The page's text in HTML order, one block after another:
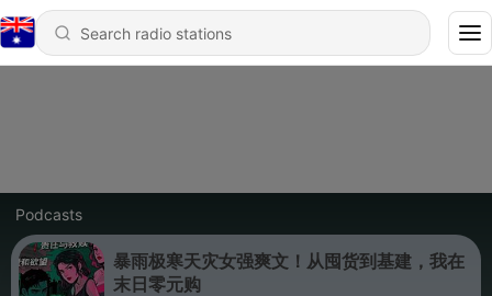
Podcasts
暴雨极寒天灾女强爽文！从囤货到基建，我在
末日零元购